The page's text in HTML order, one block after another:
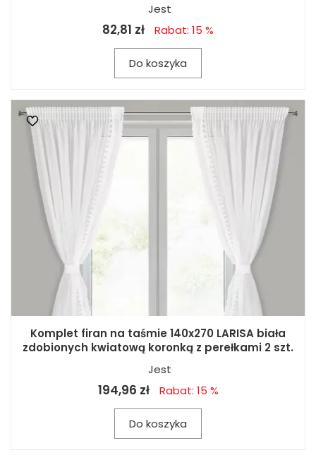
Jest
82,81 zł Rabat: 15 %
Do koszyka
Komplet firan na taśmie 140x270 LARISA biała
zdobionych kwiatową koronką z perełkami 2 szt.
Jest
194,96 zł Rabat: 15 %
Do koszyka